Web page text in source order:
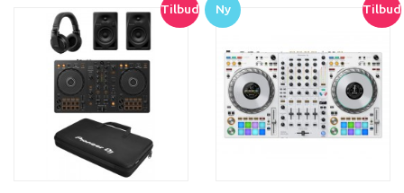
Tilbud Ny Tilbud